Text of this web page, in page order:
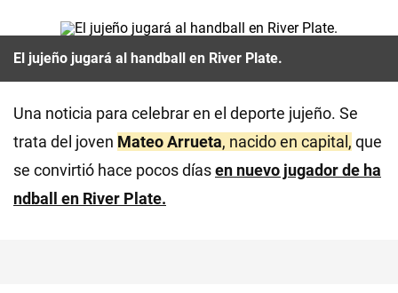
El jujeño jugará al handball en River Plate.
Una noticia para celebrar en el deporte jujeño. Se
trata del joven Mateo Arrueta, nacido en capital, que
se convirtió hace pocos díasen nuevo jugador de ha
ndball en River Plate.